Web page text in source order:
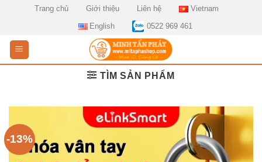
Trang chủ Giới thiệu Liên hệ
Vietnam
English
0522 969 461
TÌM SẢN PHẨM
-13%